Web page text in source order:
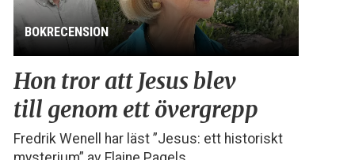
BOKRECENSION
Hon tror att Jesus blev
till genom ett övergrepp
Fredrik Wenell har läst ”Jesus: ett historiskt